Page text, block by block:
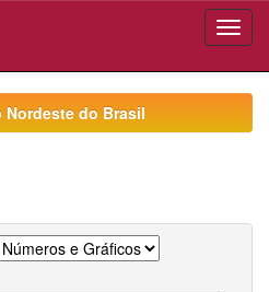
Nordeste do Brasil